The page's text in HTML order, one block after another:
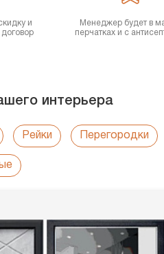
и
Менеджер будет в
перчатках и с
интерьера
Рейки Перегородки